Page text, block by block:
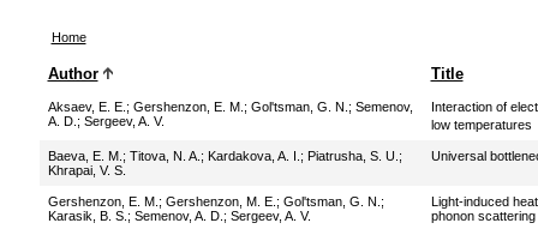
Home
Author Title
Aksaev, E. E. ; Gershenzon, E. M. ; Gol'tsman, G. N. ; Semenov,
A. D. ; Sergeev, A. V.
Interaction of
low temperatures
Baeva, E. M. ; Titova, N. A. ; Kardakova, A. I. ; Piatrusha, S. U. ;
Khrapai, V. S.
Universal
Gershenzon, E. M. ; Gershenzon, M. E. ; Gol'tsman, G. N. ;
Karasik, B. S. ; Semenov, A. D. ; Sergeev, A. V.
Light-induced
phonon